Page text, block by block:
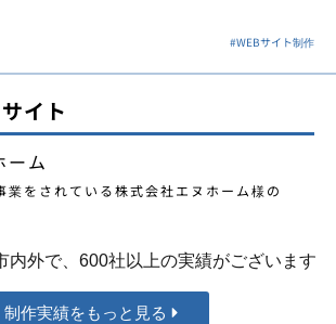
#WEBサイト制作
イト
ーム
業をされている株式会社エヌホーム様の
内外で、600社以上の実績がございます
制作実績をもっと見る